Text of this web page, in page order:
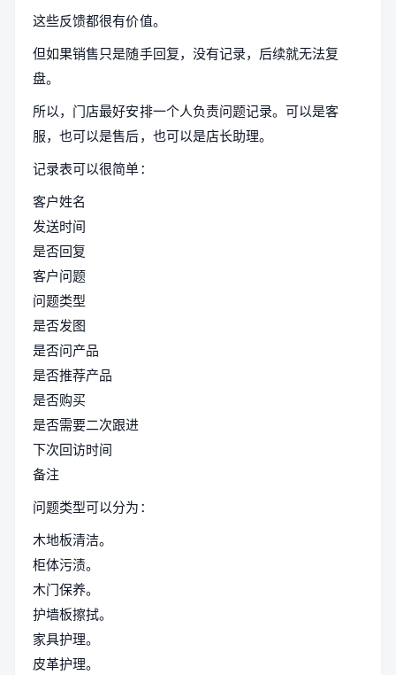
这些反馈都很有价值。
但如果销售只是随手回复，没有记录，后续就无法复
盘。
所以，门店最好安排一个人负责问题记录。可以是客
服，也可以是售后，也可以是店长助理。
记录表可以很简单：
客户姓名
发送时间
是否回复
客户问题
问题类型
是否发图
是否问产品
是否推荐产品
是否购买
是否需要二次跟进
下次回访时间
备注
问题类型可以分为：
木地板清洁。
柜体污渍。
木门保养。
护墙板擦拭。
家具护理。
皮革护理。